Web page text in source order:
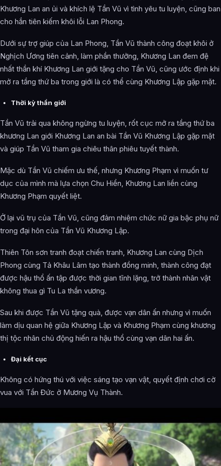
Khương Lan an ủi và khích lệ Tần Vũ vì tình yêu tu luyện, cũng ban
cho hắn tiên kiếm khôi lỗi Lan Phong.
Dưới sự trợ giúp của Lan Phong, Tần Vũ thành công đoạt khôi ở
Nghịch Ương tiên cảnh, làm phần thưởng, Khương Lan đem đệ
nhất thần khí Khương Lan giới tặng cho Tần Vũ, cũng ước định khi
mở ra tầng thứ ba trong giới là có thể cùng Khương Lập gặp mặt.
Thời kỳ thần giới
Tần Vũ trải qua không ngừng tu luyện, rốt cục mở ra tầng thứ ba
khương Lan giới Khương Lan an bài Tần Vũ Khương Lập gặp mặt
và giúp Tần Vũ tham gia chiêu thân phiêu tuyết thành.
Mặc dù Tần Vũ chiếm ưu thế, nhưng Khương Phạm vì muốn tư
dục của mình mà lựa chọn Chu Hiển, Khương Lan liền cùng
Khương Phạm quyết liệt.
Ở lại vũ trụ của Tần Vũ, cũng đảm nhiệm chức nữ gia bậc phụ nữ
trong đại hôn của Tần Vũ Khương Lập.
Thiên Tôn sơn tranh đoạt chiến tranh, Khương Lan cùng Dịch
Phong cùng Tả Khâu Lâm tạo thành đồng minh, thành công đạt
được hậu thổ ấn tập được thời gian tĩnh lặng, trở thành nhân vật
không thua gì Tu La thần vương.
Sau khi được Tần Vũ tặng quà, được vạn dân ấn nhưng vì muốn
làm dịu quan hệ giữa Khương Lập và Khương Phạm cùng khương
thị tộc nhân chủ động hiến ra hậu thổ cùng vạn dân hai ấn.
Đại kết cục
Không có hứng thú với việc sáng tạo vạn vật, quyết định chơi cờ
vua với Tần Đức ở Mương Vụ Thành.